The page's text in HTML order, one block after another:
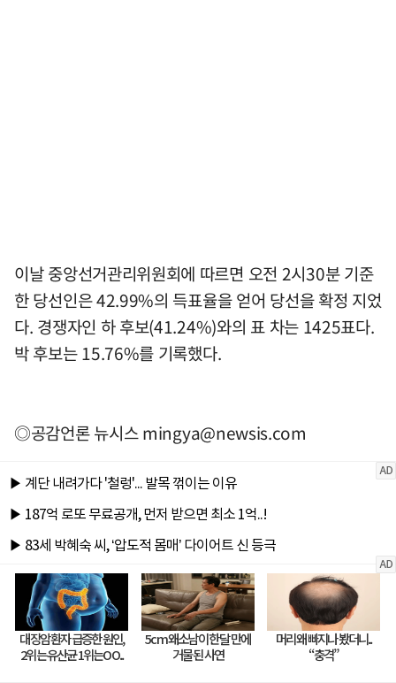
이날 중앙선거관리위원회에 따르면 오전 2시30분 기준
한 당선인은 42.99%의 득표율을 얻어 당선을 확정 지었
다. 경쟁자인 하 후보(41.24%)와의 표 차는 1425표다.
박 후보는 15.76%를 기록했다.
◎공감언론 뉴시스mingya@newsis.com